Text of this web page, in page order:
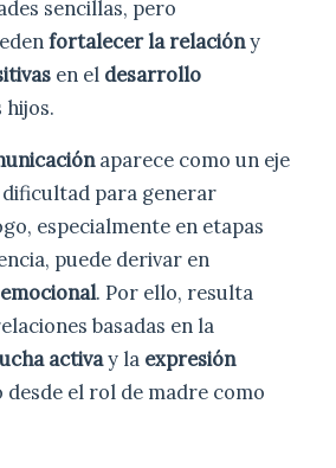
sencillas, pero
fortalecer la relacióny
en el desarrollo
aparece como un eje
dificultad para generar
especialmente en etapas
puede derivar en
. Por ello, resulta
basadas en la
activay la expresión
desde el rol de madre como